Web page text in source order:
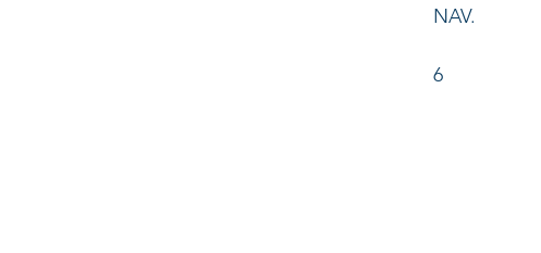
NAV.
6